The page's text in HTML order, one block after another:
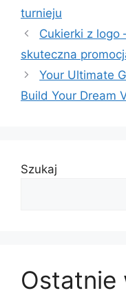
turnieju
Cukierki z logo
skuteczna
Your Ultimate
Build Your Dream
Szukaj
Ostatnie